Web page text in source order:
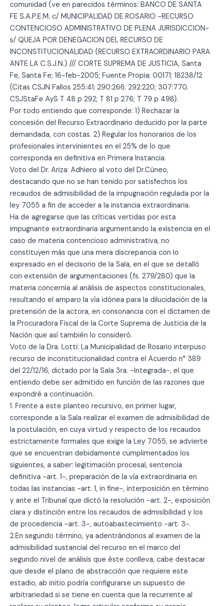
comunidad (ve en parecidos tèrminos: BANCO DE SANTA
FE S.A.P.E.M. c/ MUNICIPALIDAD DE ROSARIO -RECURSO
CONTENCIOSO ADMINISTRATIVO DE PLENA JURISDICCION-
s/ QUEJA POR DENEGACION DEL RECURSO DE
INCONSTITUCIONALIDAD (RECURSO EXTRAORDINARIO PARA
ANTE LA C.S.J.N.) /// CORTE SUPREMA DE JUSTICIA, Santa
Fe, Santa Fe; 16-feb-2005; Fuente Propia; 00171; 18238/12
(Citas CSJN Fallos 255:41; 290:266; 292:220; 307:770.
CSJStaFe AyS T 48 p 292; T 81 p 276; T 79 p 498).
Por todo entiendo que corresponde: 1) Rechazar la
concesión del Recurso Extraordinario deducido por la parte
demandada, con costas. 2) Regular los honorarios de los
profesionales intervinientes en el 25% de lo que
corresponda en definitiva en Primera Instancia.
Voto del Dr. Ariza: Adhiero al voto del Dr.Cúneo,
destacando que no se han tenido por satisfechos los
recaudos de admisibilidad de la impugnación regulada por la
ley 7055 a fin de acceder a la instancia extraordinaria.
Ha de agregarse que las críticas vertidas por esta
impugnante extraordinaria argumentando la existencia en el
caso de materia contencioso administrativa, no
constituyen más que una mera discrepancia con lo
expresado en el decisorio de la Sala, en el que se detalló
con extensión de argumentaciones (fs. 279/280) que la
materia concernía al análisis de aspectos constitucionales,
resultando el amparo la vía idónea para la dilucidación de la
pretensión de la actora, en consonancia con el dictamen de
la Procuradora Fiscal de la Corte Suprema de Justicia de la
Nación que así también lo consideró.
Voto de la Dra. Lotti: La Municipalidad de Rosario interpuso
recurso de inconstitucionalidad contra el Acuerdo n° 389
del 22/12/16, dictado por la Sala 3ra. -Integrada-, el que
entiendo debe ser admitido en función de las razones que
expondré a continuación.
1. Frente a este planteo recursivo, en primer lugar,
corresponde a la Sala realizar el examen de admisibilidad de
la postulación, en cuya virtud y respecto de los recaudos
estrictamente formales que exige la Ley 7.055, se advierte
que se encuentran debidamente cumplimentados los
siguientes, a saber: legitimación procesal, sentencia
definitiva -art. 1-, preparación de la vía extraordinaria en
todas las instancias -art. 1, in fine-, interposición en término
y ante el Tribunal que dictó la resolución -art. 2-, exposición
clara y distinción entre los recaudos de admisibilidad y los
de procedencia -art. 3-, autoabastecimiento -art. 3-.
2.En segundo término, ya adentrándonos al examen de la
admisibilidad sustancial del recurso en el marco del
segundo nivel de análisis que éste conlleva, cabe destacar
que desde el plano de abstracción que requiere este
estadio, ab initio podría configurarse un supuesto de
arbitrariedad si se tiene en cuenta que la recurrente al